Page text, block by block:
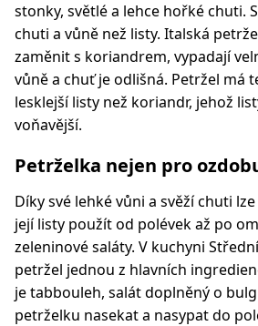
stonky, světlé a lehce hořké chuti.
chuti a vůně než listy. Italská
zaměnit s koriandrem, vypadají
vůně a chuť je odlišná. Petržel má
lesklejší listy než koriandr, jehož
voňavější.
Petrželka nejen pro
Díky své lehké vůni a svěží chuti
její listy použít od polévek až po
zeleninové saláty. V kuchyni
petržel jednou z hlavních
je tabbouleh, salát doplněný o
petrželku nasekat a nasypat do